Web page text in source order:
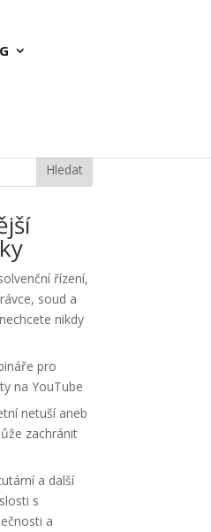
Hledat
řízení,
soud a
nikdy
pro
na YouTube
netuší aneb
zachránit
a další
s
a